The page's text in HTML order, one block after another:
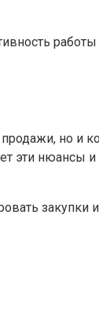
работы
но и
эти нюансы
закупки